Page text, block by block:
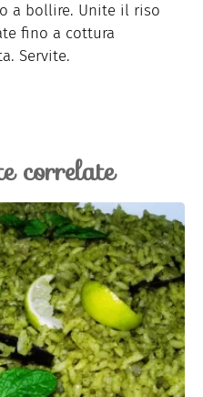
a bollire. Unite il riso
fino a cottura
Servite.
correlate